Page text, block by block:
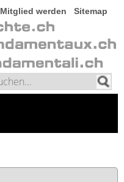
Mitglied werden Sitemap